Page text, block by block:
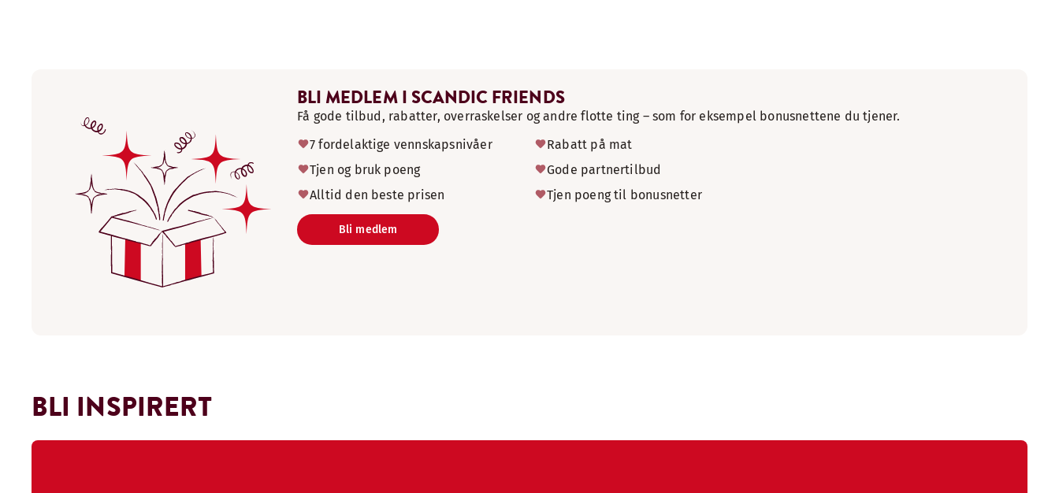
BLI MEDLEM I SCANDIC FRIENDS
Få gode tilbud, rabatter, overraskelser og andre flotte ting – som for eksempel bonusnettene du tjener.
7 fordelaktige vennskapsnivåer
Tjen og bruk poeng
Alltid den beste prisen
Rabatt på mat
Gode partnertilbud
Tjen poeng til bonusnetter
Bli medlem
BLI INSPIRERT